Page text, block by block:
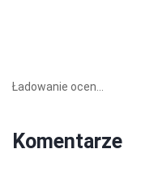
Ładowanie ocen...
Komentarze